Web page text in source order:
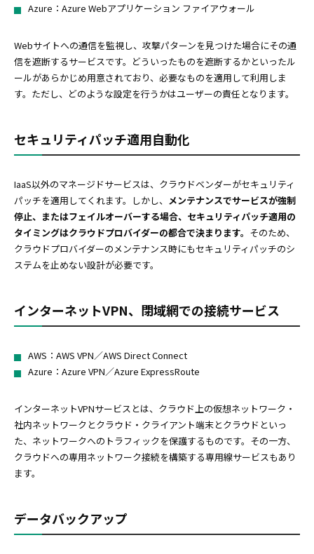
Azure：Azure Webアプリケーション ファイアウォール
Webサイトへの通信を監視し、攻撃パターンを見つけた場合にその通
信を遮断するサービスです。どういったものを遮断するかといったル
ールがあらかじめ用意されており、必要なものを適用して利用しま
す。ただし、どのような設定を行うかはユーザーの責任となります。
セキュリティパッチ適用自動化
IaaS以外のマネージドサービスは、クラウドベンダーがセキュリティ
パッチを適用してくれます。しかし、 メンテナンスでサービスが強制
停止、またはフェイルオーバーする場合、セキュリティパッチ適用の
タイミングはクラウドプロバイダーの都合で決まります。 そのため、
クラウドプロバイダーのメンテナンス時にもセキュリティパッチのシ
ステムを止めない設計が必要です。
インターネットVPN、閉域網での接続サービス
AWS：AWS VPN／AWS Direct Connect
Azure：Azure VPN／Azure ExpressRoute
インターネットVPNサービスとは、クラウド上の仮想ネットワーク・
社内ネットワークとクラウド・クライアント端末とクラウドといっ
た、ネットワークへのトラフィックを保護するものです。その一方、
クラウドへの専用ネットワーク接続を構築する専用線サービスもあり
ます。
データバックアップ